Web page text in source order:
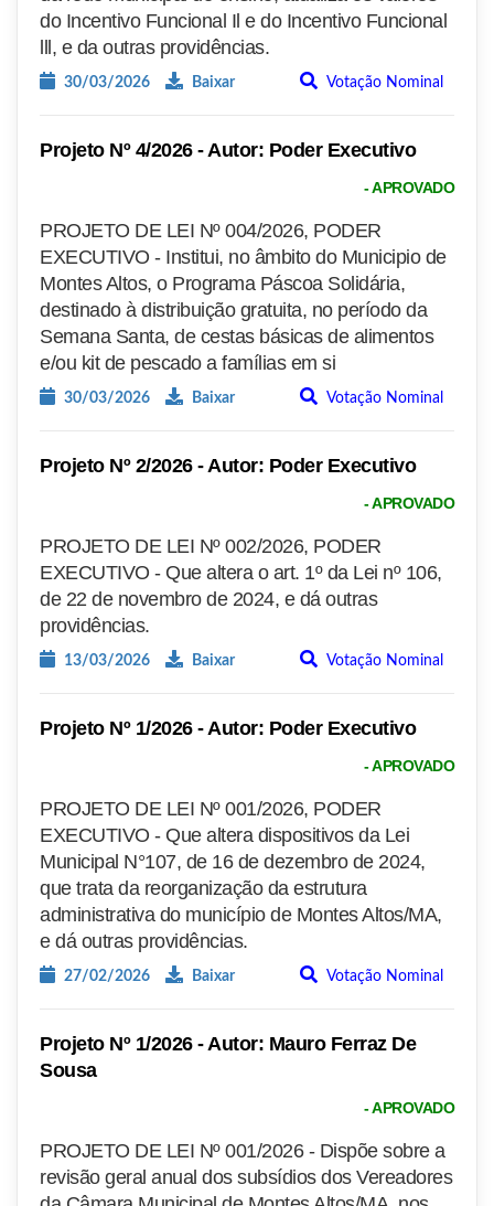
do Incentivo Funcional Il e do Incentivo Funcional
lll, e da outras providências.
30/03/2026 Baixar Votação Nominal
Projeto Nº 4/2026 - Autor: Poder Executivo
- APROVADO
PROJETO DE LEI Nº 004/2026, PODER
EXECUTIVO - Institui, no âmbito do Municipio de
Montes Altos, o Programa Páscoa Solidária,
destinado à distribuição gratuita, no período da
Semana Santa, de cestas básicas de alimentos
e/ou kit de pescado a famílias em si
30/03/2026 Baixar Votação Nominal
Projeto Nº 2/2026 - Autor: Poder Executivo
- APROVADO
PROJETO DE LEI Nº 002/2026, PODER
EXECUTIVO - Que altera o art. 1º da Lei nº 106,
de 22 de novembro de 2024, e dá outras
providências.
13/03/2026 Baixar Votação Nominal
Projeto Nº 1/2026 - Autor: Poder Executivo
- APROVADO
PROJETO DE LEI Nº 001/2026, PODER
EXECUTIVO - Que altera dispositivos da Lei
Municipal N°107, de 16 de dezembro de 2024,
que trata da reorganização da estrutura
administrativa do município de Montes Altos/MA,
e dá outras providências.
27/02/2026 Baixar Votação Nominal
Projeto Nº 1/2026 - Autor: Mauro Ferraz De
Sousa
- APROVADO
PROJETO DE LEI Nº 001/2026 - Dispõe sobre a
revisão geral anual dos subsídios dos Vereadores